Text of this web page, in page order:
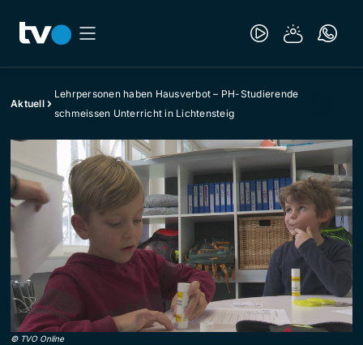
Aktuell
Lehrpersonen haben Hausverbot – PH-Studierende
schmeissen Unterricht in Lichtensteig
© TVO Online